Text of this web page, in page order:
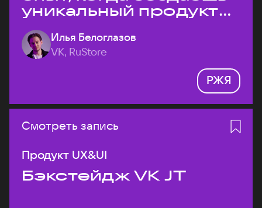
уникальный продукт
на рынке?
Илья Белоглазов
VK, RuStore
РЖЯ
Смотреть запись
Продукт UX&UI
Бэкстейдж VK JT